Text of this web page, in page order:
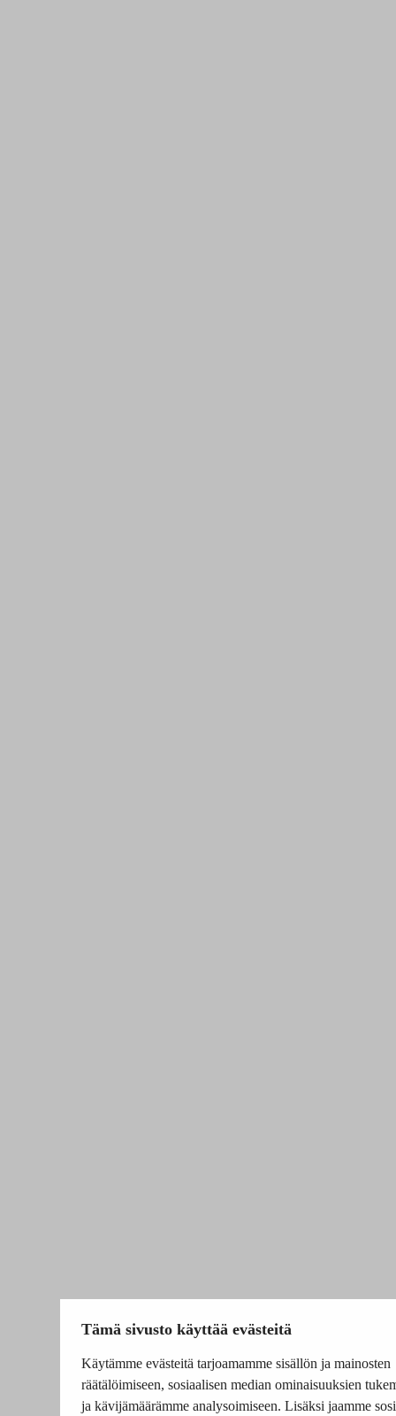
Tämä sivusto käyttää evästeitä
Käytämme evästeitä tarjoamamme sisällön ja mainosten
räätälöimiseen, sosiaalisen median ominaisuuksien
ja kävijämäärämme analysoimiseen. Lisäksi jaamme